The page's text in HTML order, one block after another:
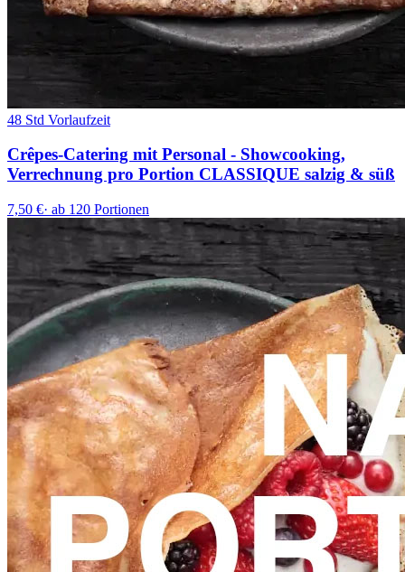
48 Std Vorlaufzeit
Crêpes-Catering mit Personal - Showcooking,
Verrechnung pro Portion CLASSIQUE salzig & süß
7,50 €· ab 120 Portionen